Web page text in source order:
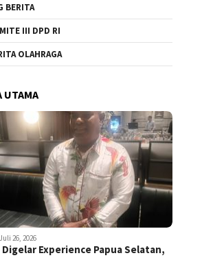
BERITA
III DPD RI
OLAHRAGA
UTAMA
Juli 26, 2026
Digelar Experience Papua Selatan,